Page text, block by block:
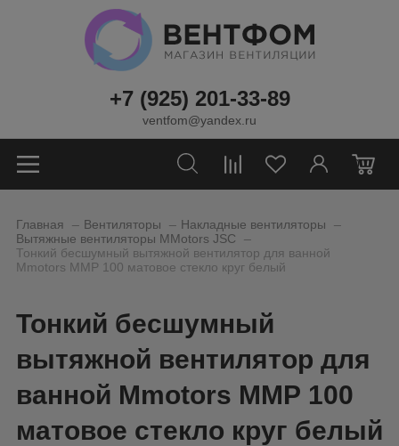
+7 (925) 201-33-89
ventfom@yandex.ru
0
Главная Вентиляторы Накладные вентиляторы
Вытяжные вентиляторы MMotors JSC _
Тонкий бесшумный вытяжной вентилятор для ванной
Mmotors ММР 100 матовое стекло круг белый
Тонкий бесшумный
вытяжной вентилятор для
ванной Mmotors ММР 100
матовое стекло круг белый